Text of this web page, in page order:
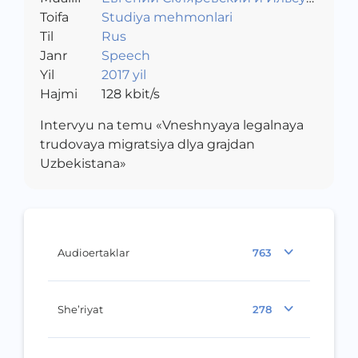
Audioertaklar 763
She’riyat 278
Ахмадуллин
Toifa
Studiya mehmonlari
Til
Rus
Janr
Speech
Yil
2017 yil
Hajmi
128kbit/s
Intervyu na temu «Vneshnyaya legalnaya
trudovaya migratsiya dlya grajdan
Uzbekistana»